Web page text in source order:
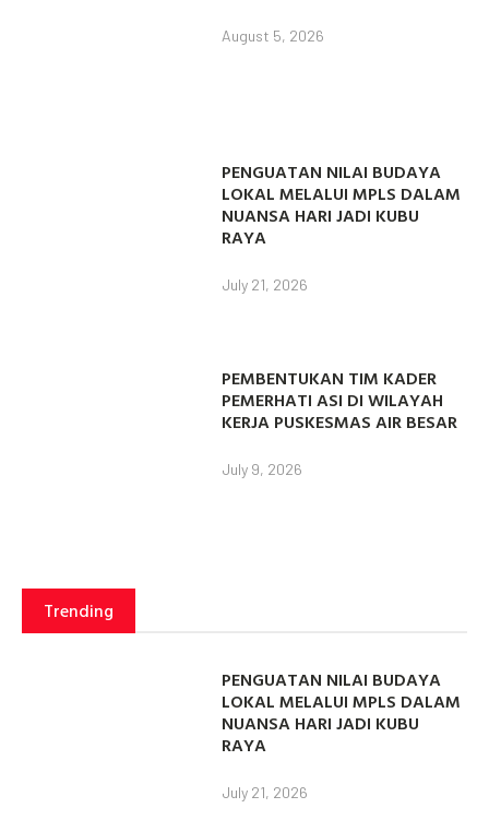
August 5, 2026
PENGUATAN NILAI BUDAYA
LOKAL MELALUI MPLS DALAM
NUANSA HARI JADI KUBU
RAYA
July 21, 2026
PEMBENTUKAN TIM KADER
PEMERHATI ASI DI WILAYAH
KERJA PUSKESMAS AIR BESAR
July 9, 2026
Trending
PENGUATAN NILAI BUDAYA
LOKAL MELALUI MPLS DALAM
NUANSA HARI JADI KUBU
RAYA
July 21, 2026